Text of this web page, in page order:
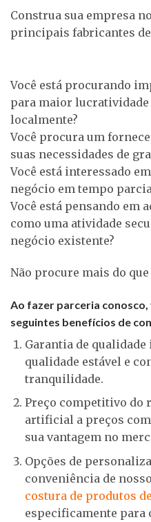
Construa sua empresa
principais fabricantes
Você está procurando
para maior lucratividade
localmente?
Você procura um
suas necessidades de
Você está interessado
negócio em tempo
Você está pensando
como uma atividade
negócio existente?
Não procure mais do
Ao fazer parceria
seguintes benefícios de
Garantia de qualidade
qualidade estável e
tranquilidade.
Preço competitivo do
artificial a preços
sua vantagem no
Opções de
conveniência de
costura de produtos
especificamente para